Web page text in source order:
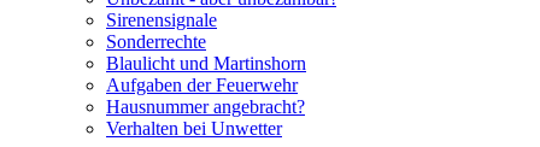
Sirenensignale
Sonderrechte
Blaulicht und Martinshorn
Aufgaben der Feuerwehr
Hausnummer angebracht?
Verhalten bei Unwetter